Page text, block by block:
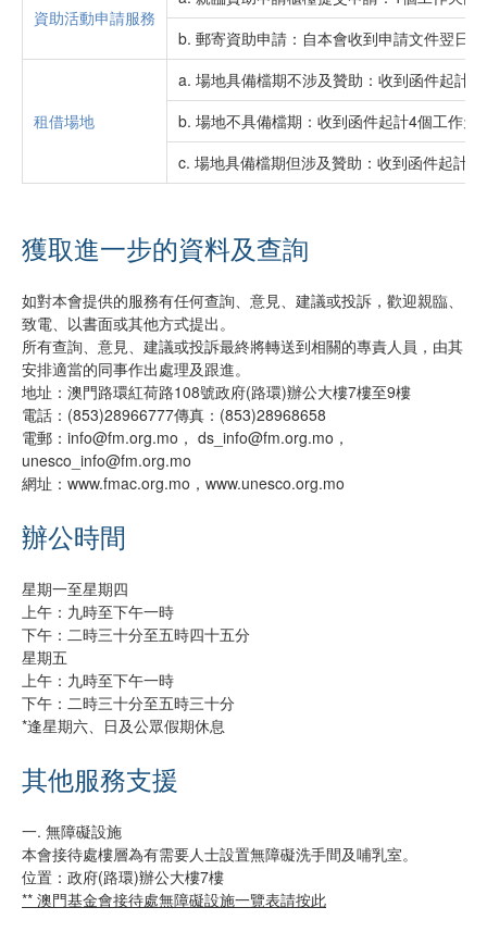
2025年
2023年
2024年
資助活動申請服務
b. 郵寄資助申請：自本會收到申請文件翌日
租借場地
a. 場地具備檔期不涉及贊助：收到函件起計9
b. 場地不具備檔期：收到函件起計4個工作天
c. 場地具備檔期但涉及贊助：收到函件起計7
獲取進一步的資料及查詢
如對本會提供的服務有任何查詢、意見、建議或投訴，歡迎親臨、
致電、以書面或其他方式提出。
所有查詢、意見、建議或投訴最終將轉送到相關的專責人員，由其
安排適當的同事作出處理及跟進。
地址：澳門路環紅荷路108號政府(路環)辦公大樓7樓至9樓
電話：(853)28966777傳真：(853)28968658
電郵：info@fm.org.mo， ds_info@fm.org.mo，
unesco_info@fm.org.mo
網址：www.fmac.org.mo，www.unesco.org.mo
辦公時間
星期一至星期四
上午：九時至下午一時
下午：二時三十分至五時四十五分
星期五
上午：九時至下午一時
下午：二時三十分至五時三十分
*逢星期六、日及公眾假期休息
其他服務支援
一. 無障礙設施
本會接待處樓層為有需要人士設置無障礙洗手間及哺乳室。
位置：政府(路環)辦公大樓7樓
** 澳門基金會接待處無障礙設施一覽表請按此